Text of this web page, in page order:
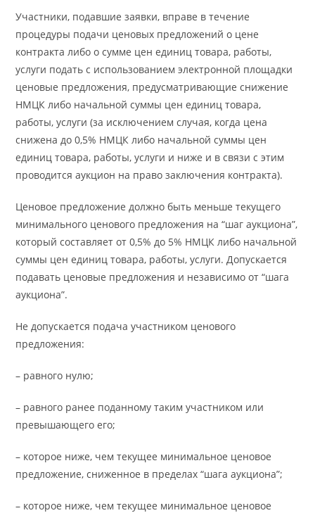
Участники, подавшие заявки, вправе в течение
процедуры подачи ценовых предложений о цене
контракта либо о сумме цен единиц товара, работы,
услуги подать с использованием электронной площадки
ценовые предложения, предусматривающие снижение
НМЦК либо начальной суммы цен единиц товара,
работы, услуги (за исключением случая, когда цена
снижена до 0,5% НМЦК либо начальной суммы цен
единиц товара, работы, услуги и ниже и в связи с этим
проводится аукцион на право заключения контракта).
Ценовое предложение должно быть меньше текущего
минимального ценового предложения на “шаг аукциона”,
который составляет от 0,5% до 5% НМЦК либо начальной
суммы цен единиц товара, работы, услуги. Допускается
подавать ценовые предложения и независимо от “шага
аукциона”.
Не допускается подача участником ценового
предложения:
– равного нулю;
– равного ранее поданному таким участником или
превышающего его;
– которое ниже, чем текущее минимальное ценовое
предложение, сниженное в пределах “шага аукциона”;
– которое ниже, чем текущее минимальное ценовое